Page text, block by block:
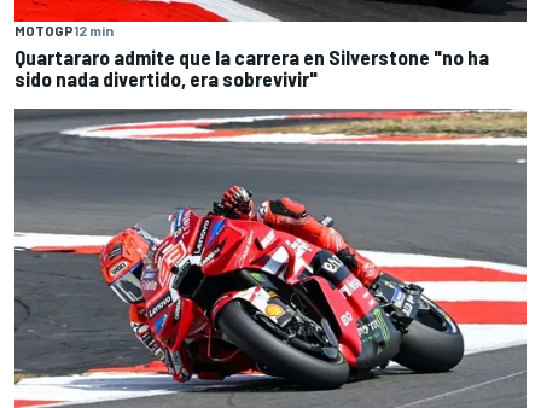
MOTOGP12 min
Quartararo admite que la carrera en Silverstone "no ha
sido nada divertido, era sobrevivir"